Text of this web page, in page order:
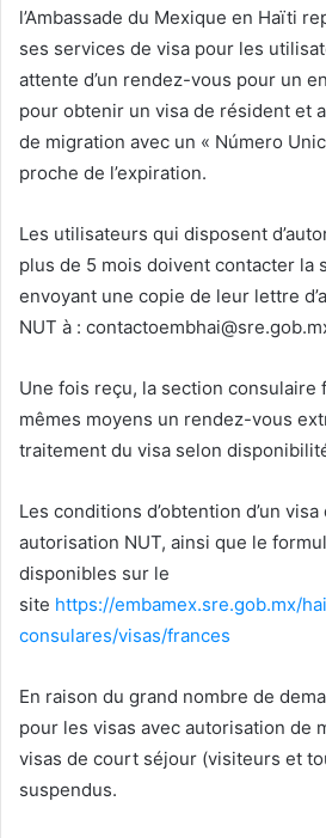
l’Ambassade du Mexique en Haïti
ses services de visa pour les
attente d’un rendez-vous pour un
pour obtenir un visa de résident et
de migration avec un « Número
proche de l’expiration.
Les utilisateurs qui disposent
plus de 5 mois doivent contacter la
envoyant une copie de leur lettre
NUT à :
Une fois reçu, la section consulaire
mêmes moyens un rendez-vous
traitement du visa selon
Les conditions d’obtention d’un
autorisation NUT, ainsi que le
disponibles sur le
site https://embamex.sre.gob.mx/
consulares/visas/frances
En raison du grand nombre de
pour les visas avec autorisation de
visas de court séjour (visiteurs et
suspendus.